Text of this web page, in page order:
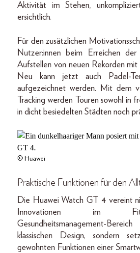
Aktivität im Stehen,
ersichtlich.
Für den zusätzlichen
Nutzer:innen beim Erreichen
Aufstellen von neuen Rekorden
Neu kann jetzt auch Padel-
aufgezeichnet werden. Mit dem
Tracking werden Touren sowohl in
in dicht besiedelten Städten noch
© Huawei
Praktische Funktionen für den
Die Huawei Watch GT 4 vereint
Innovationen im
Gesundheitsmanagement-
klassischen Design, sondern
gewohnten Funktionen einer